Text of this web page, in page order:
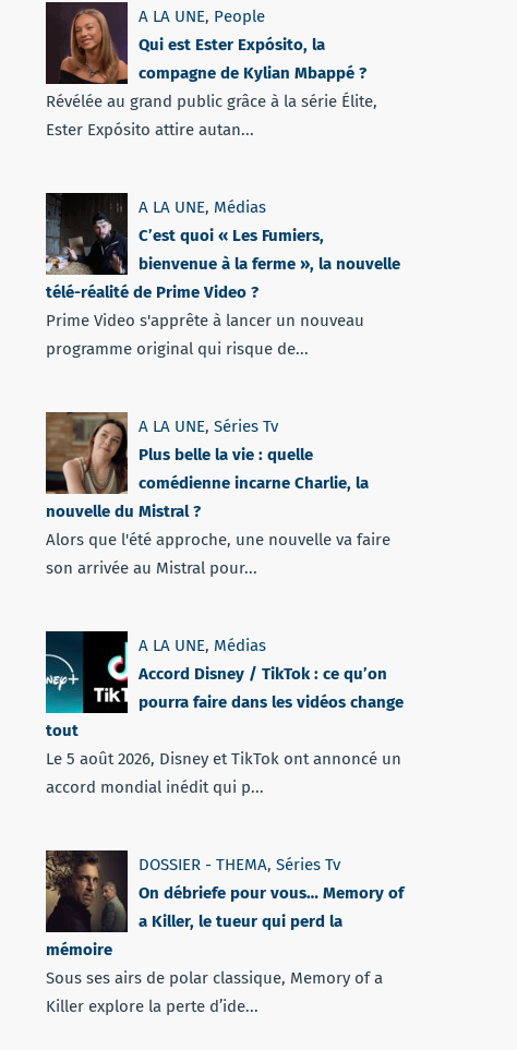
A LA UNE, People
Qui est Ester Expósito, la
compagne de Kylian Mbappé ?
Révélée au grand public grâce à la série Élite,
Ester Expósito attire autan...
A LA UNE, Médias
C’est quoi « Les Fumiers,
bienvenue à la ferme », la nouvelle
télé-réalité de Prime Video ?
Prime Video s'apprête à lancer un nouveau
programme original qui risque de...
A LA UNE, Séries Tv
Plus belle la vie : quelle
comédienne incarne Charlie, la
nouvelle du Mistral ?
Alors que l'été approche, une nouvelle va faire
son arrivée au Mistral pour...
A LA UNE, Médias
Accord Disney / TikTok : ce qu’on
pourra faire dans les vidéos change
tout
Le 5 août 2026, Disney et TikTok ont annoncé un
accord mondial inédit qui p...
DOSSIER - THEMA, Séries Tv
On débriefe pour vous… Memory of
a Killer, le tueur qui perd la
mémoire
Sous ses airs de polar classique, Memory of a
Killer explore la perte d’ide...